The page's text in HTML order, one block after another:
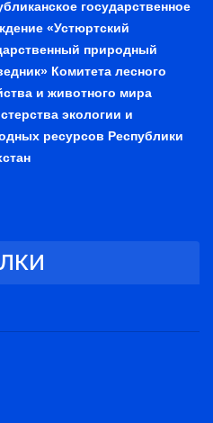
государственное
«Устюртский
природный
Комитета лесного
и животного мира
экологии и
ресурсов Республики